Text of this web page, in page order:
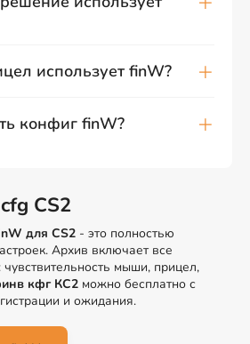
использует finW?
конфиг finW?
CS2
для CS2 - это полностью
Архив включает все
мыши, прицел,
кфг КС2 можно бесплатно с
и ожидания.